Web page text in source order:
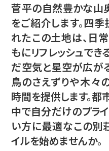
会社概要
トップメッセージ
経営基本方針
会社沿革
子育て応援宣言
営業所案内
個人情報への取り組み
菅平の自然豊かな山
をご紹介します。四
れたこの土地は、日
もにリフレッシュで
だ空気と星空が広が
鳥のさえずりや木々
時間を提供します。
中で自分だけのプラ
い方に最適なこの別
イルを始めませんか。